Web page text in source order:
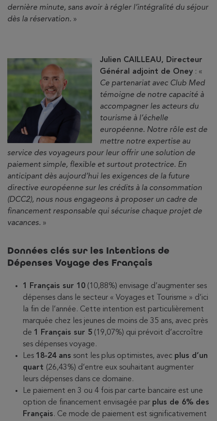
dernière minute, sans avoir à régler l’intégralité du séjour
dès la réservation. »
Julien CAILLEAU, Directeur
Général adjoint de Oney : «
Ce partenariat avec Club Med
témoigne de notre capacité à
accompagner les acteurs du
tourisme à l’échelle
européenne. Notre rôle est de
mettre notre expertise au
service des voyageurs pour leur offrir une solution de
paiement simple, flexible et surtout protectrice. En
anticipant dès aujourd’hui les exigences de la future
directive européenne sur les crédits à la consommation
(DCC2), nous nous engageons à proposer un cadre de
financement responsable qui sécurise chaque projet de
vacances. »
Données clés sur les Intentions de
Dépenses Voyage des Français
1 Français sur 10 (10,88%) envisage d’augmenter ses
dépenses dans le secteur « Voyages et Tourisme » d’ici
la fin de l’année. Cette intention est particulièrement
marquée chez les jeunes de moins de 35 ans, avec près
de 1 Français sur 5 (19,07%) qui prévoit d’accroître
ses dépenses voyage.
Les 18-24 ans sont les plus optimistes, avec plus d’un
quart (26,43%) d’entre eux souhaitant augmenter
leurs dépenses dans ce domaine.
Le paiement en 3 ou 4 fois par carte bancaire est une
option de financement envisagée par plus de 6% des
Français. Ce mode de paiement est significativement